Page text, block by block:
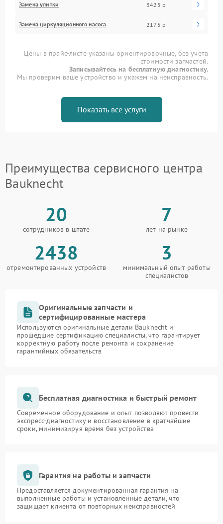
Замена улитки 3425 р
Замена циркуляционного насоса 2175 р
Цены в прайс-листе указаны ориентировочные, без учета
стоимости запчастей.
Записывайтесь на бесплатную диагностику.
Мы проверим ваше устройство и укажем на неисправность.
Показать все услуги
Преимущества сервисного центра
Bauknecht
20
сотрудников в штате
7
лет на рынке
2438
отремонтированных устройств
3
минимальный опыт работы
специалистов
Оригинальные запчасти и
сертифицированные мастера
Используются оригинальные детали Bauknecht и
прошедшие сертификацию специалисты, что гарантирует
корректную работу после ремонта и сохранение
гарантийных обязательств
Бесплатная диагностика и быстрый ремонт
Современное оборудование и опыт позволяют провести
экспресс-диагностику и восстановление в кратчайшие
сроки, минимизируя время без устройства
Гарантия на работы и запчасти
Предоставляется документированная гарантия на
выполненные работы и установленные детали, что
защищает клиента от повторных неисправностей